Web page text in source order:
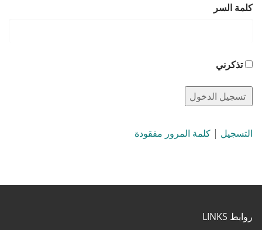
كلمة السر
تذكرني
التسجيل | كلمة المرور مفقودة
روابط LINKS